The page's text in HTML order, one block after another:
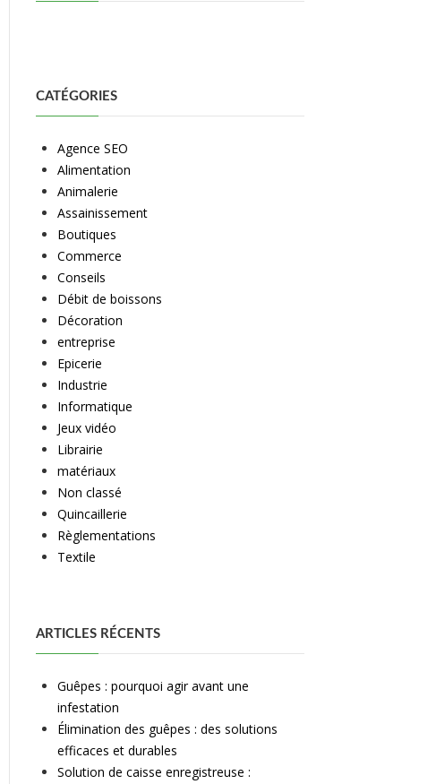
CATÉGORIES
Agence SEO
Alimentation
Animalerie
Assainissement
Boutiques
Commerce
Conseils
Débit de boissons
Décoration
entreprise
Epicerie
Industrie
Informatique
Jeux vidéo
Librairie
matériaux
Non classé
Quincaillerie
Règlementations
Textile
ARTICLES RÉCENTS
Guêpes : pourquoi agir avant une
infestation
Élimination des guêpes : des solutions
efficaces et durables
Solution de caisse enregistreuse :